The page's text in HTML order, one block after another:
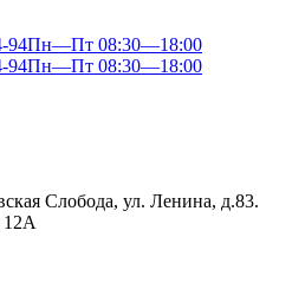
94Пн—Пт 08:30—18:00
94Пн—Пт 08:30—18:00
Слобода, ул. Ленина, д.83.